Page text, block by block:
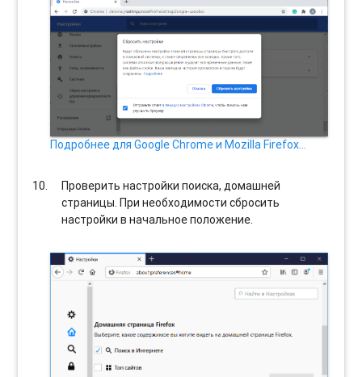
Подробнее для Google Chrome и Mozilla Firefox…
Проверить настройки поиска, домашней
страницы. При необходимости сбросить
настройки в начальное положение.